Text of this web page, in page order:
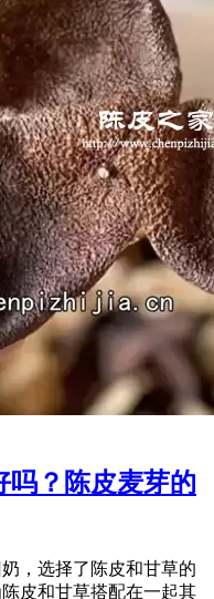
吗？陈皮麦芽的
，选择了陈皮和甘草的
皮和甘草搭配在一起其